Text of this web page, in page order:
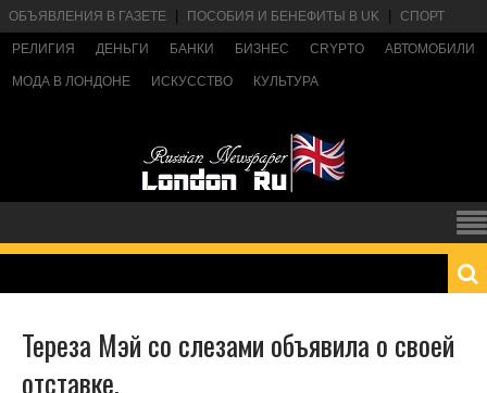
ОБЪЯВЛЕНИЯ В ГАЗЕТЕ ПОСОБИЯ И БЕНЕФИТЫ В UK СПОРТ
РЕЛИГИЯ ДЕНЬГИ БАНКИ БИЗНЕС CRYPTO АВТОМОБИЛИ
МОДА В ЛОНДОНЕ ИСКУССТВО КУЛЬТУРА
Тереза Мэй со слезами объявила о своей
отставке.